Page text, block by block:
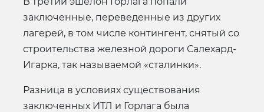
заключенные, переведенные из других
лагерей, в том числе контингент, снятый со
строительства железной дороги Салехард-
Игарка, так называемой «сталинки».
Разница в условиях существования
заключенных ИТЛ и Горлага была